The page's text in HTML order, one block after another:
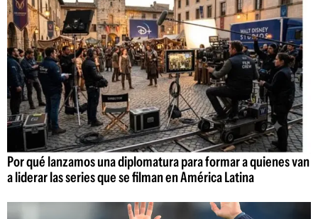
Por qué lanzamos una diplomatura para formar a quienes van
a liderar las series que se filman en América Latina